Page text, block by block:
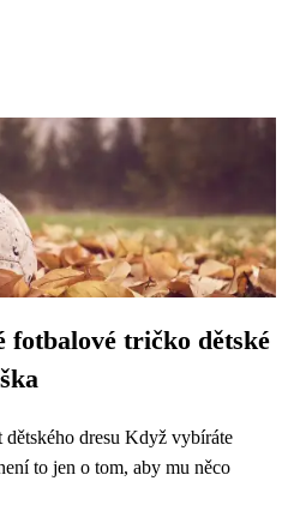
fotbalové tričko dětské
dresu Když vybíráte
to jen o tom, aby mu něco